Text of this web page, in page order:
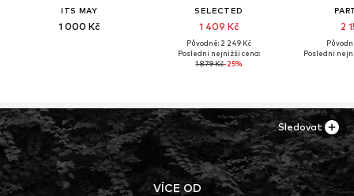
ITS MAY
1 000 Kč
SELECTED
1 409 Kč
Původně: 2 249 Kč
Poslední nejnižší cena:
1 879 Kč-25%
2
Poslední
VÍCE OD
Sledovat